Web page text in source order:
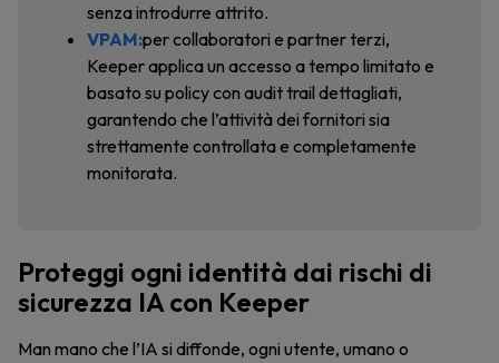
senza introdurre attrito.
VPAM:per collaboratori e partner terzi,
Keeper applica un accesso a tempo limitato e
basato su policy con audit trail dettagliati,
garantendo che l’attività dei fornitori sia
strettamente controllata e completamente
monitorata.
Proteggi ogni identità dai rischi di
sicurezza IA con Keeper
Man mano che l’IA si diffonde, ogni utente, umano o